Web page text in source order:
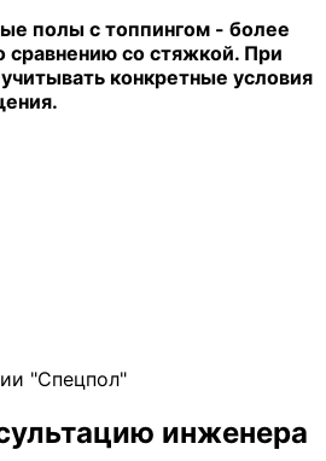
полы с топпингом - более
сравнению со стяжкой. При
конкретные условия
"Спецпол"
инженера